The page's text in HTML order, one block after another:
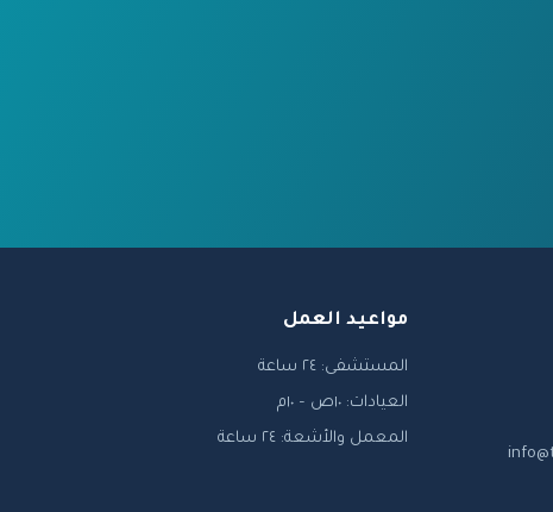
مواعيد العمل
المستشفى: ٢٤ ساعة
العيادات: ١٠ص – ١٠م
المعمل والأشعة: ٢٤ ساعة